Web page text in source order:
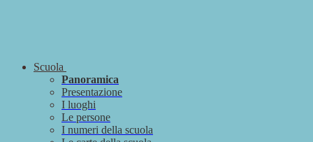
Scuola
Panoramica
Presentazione
I luoghi
Le persone
I numeri della scuola